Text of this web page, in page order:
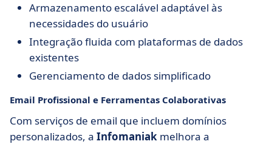
Armazenamento escalável adaptável às
necessidades do usuário
Integração fluida com plataformas de dados
existentes
Gerenciamento de dados simplificado
Email Profissional e Ferramentas Colaborativas
Com serviços de email que incluem domínios
personalizados, a Infomaniak melhora a